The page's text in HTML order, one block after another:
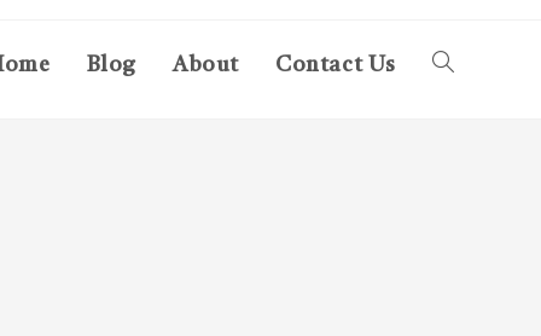
Blog About Contact Us Toggle